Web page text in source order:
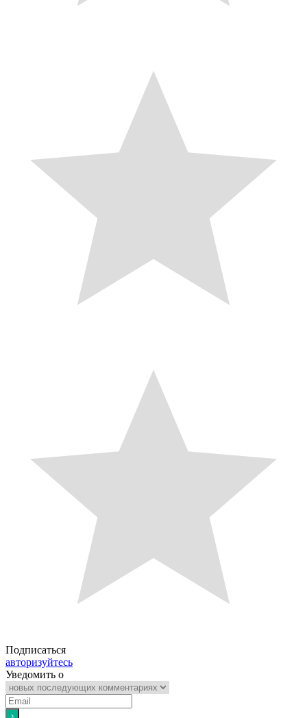
Подписаться
авторизуйтесь
Уведомить о